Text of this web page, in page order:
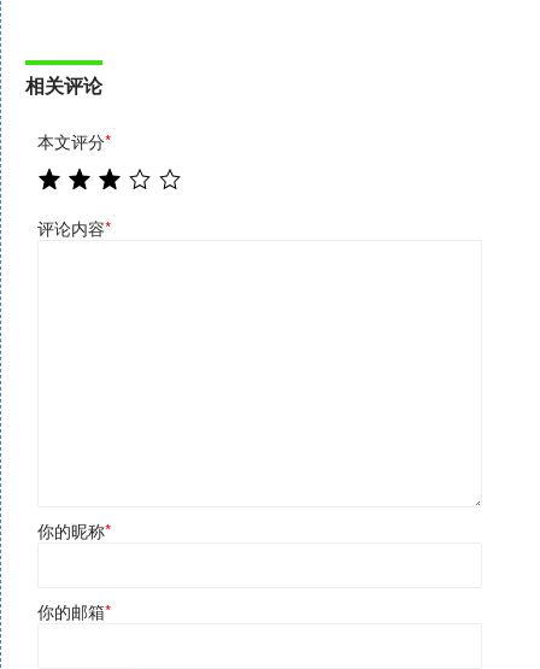
相关评论
本文评分*
评论内容*
你的昵称*
你的邮箱*